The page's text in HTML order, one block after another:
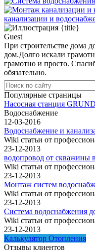
канализации и
Guest
При строительстве дома
дом.Долго искали
грамотно и просто.
обязательно.
Популярные страницы
Насосная станция
Водоснабжение
12-03-2016
Водоснабжение и
Wiki статьи от
23-12-2013
водопровод от скважины
Wiki статьи от
23-12-2013
Монтаж систем
Wiki статьи от
23-12-2013
Система водоснабжения
Wiki статьи от
23-12-2013
Калькулятор Отопления
Отзывы клиентов